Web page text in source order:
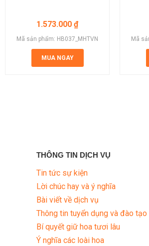
1.573.000 ₫
Mã sản phẩm: HB037_MHTVN
MUA NGAY
Mã
THÔNG TIN DỊCH VỤ
Tin tức sự kiện
Lời chúc hay và ý nghĩa
Bài viết về dịch vụ
Thông tin tuyển dụng và đào tạo
Bí quyết giữ hoa tươi lâu
Ý nghĩa các loài hoa